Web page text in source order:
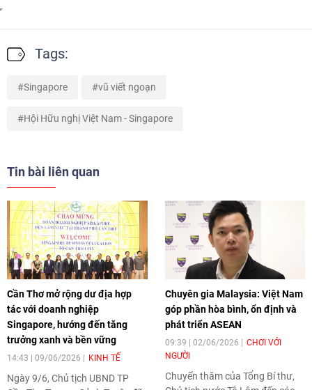
Tags:
Singapore vũ viết ngoạn
Hội Hữu nghị Việt Nam - Singapore
Tin bài liên quan
Cần Thơ mở rộng dư địa hợp
tác với doanh nghiệp
Singapore, hướng đến tăng
trưởng xanh và bền vững
14:43 | 09/06/2026 KINH TẾ
Ngày 9/6, Chủ tịch UBND TP
Chuyên gia Malaysia: Việt Nam
góp phần hòa bình, ổn định và
phát triển ASEAN
09:39 | 02/06/2026
CHƠI VỚI
NGƯỜI
Chuyến thăm của Tổng Bí thư,